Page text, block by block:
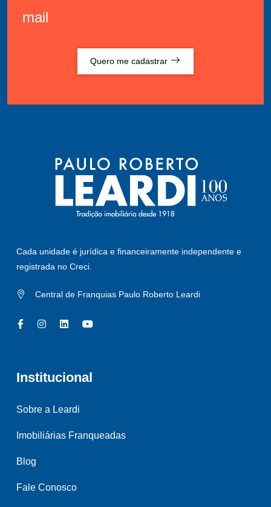
mail
Quero me cadastrar
Cada unidade é jurídica e financeiramente independente e
registrada no Creci.
Central de Franquias Paulo Roberto Leardi
Institucional
Sobre a Leardi
Imobiliárias Franqueadas
Blog
Fale Conosco